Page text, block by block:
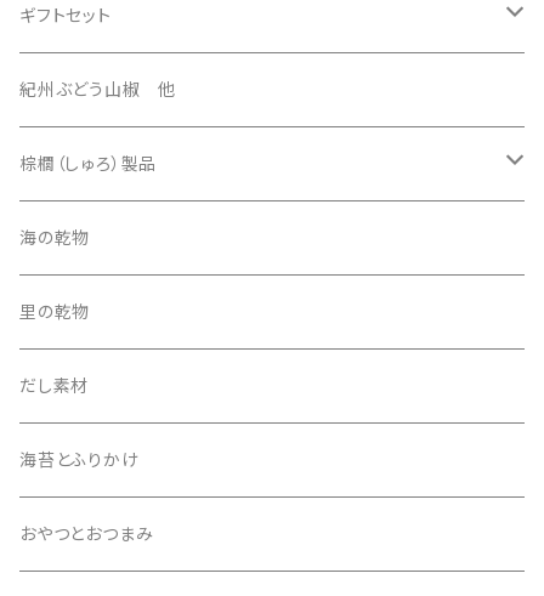
ギフトセット
3500円セット
4500円セット
5500円セット
その他
5000円セット
紀州ぶどう山椒 他
棕櫚（しゅろ）製品
ほうき
たわし
その他
海の乾物
里の乾物
だし素材
海苔とふりかけ
おやつとおつまみ